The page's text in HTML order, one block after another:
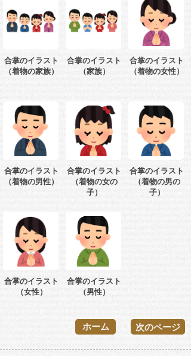
合掌のイラスト
（着物の家族）
合掌のイラスト
（家族）
合掌のイラスト
（着物の女性）
合掌のイラスト
（着物の男性）
合掌のイラスト
（着物の女の
子）
合掌のイラスト
（着物の男の
子）
合掌のイラスト
（女性）
合掌のイラスト
（男性）
次のページ
ホーム